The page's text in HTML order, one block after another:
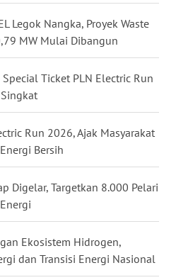
Legok Nangka, Proyek Waste
MW Mulai Dibangun
Ticket PLN Electric Run
Run 2026, Ajak Masyarakat
Bersih
Digelar, Targetkan 8.000 Pelari
Ekosistem Hidrogen,
dan Transisi Energi Nasional